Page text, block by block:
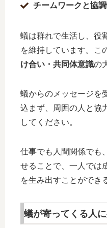
チームワークと協
蟻は群れで生活し、役
を維持しています。こ
け合い・共同体意識の
蟻からのメッセージを
込まず、周囲の人と協
してください。
仕事でも人間関係でも
せることで、一人では
を生み出すことができ
蟻が寄ってくる人